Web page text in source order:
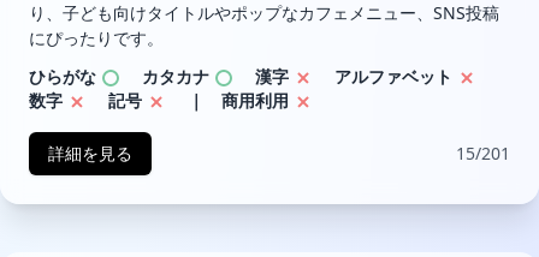
り、子ども向けタイトルやポップなカフェメニュー、SNS投稿
にぴったりです。
ひらがな
カタカナ 漢字
アルファベット
数字
記号 ｜ 商用利用
詳細を見る 15/201